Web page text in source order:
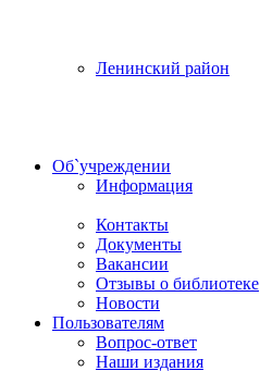
Ленинский район
Об`учреждении
Информация
Контакты
Документы
Вакансии
Отзывы о библиотеке
Новости
Пользователям
Вопрос-ответ
Наши издания